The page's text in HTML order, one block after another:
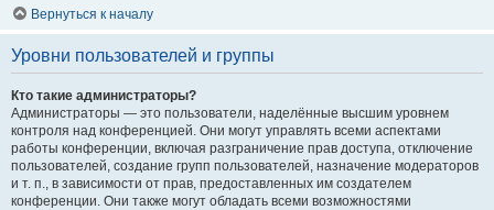
Вернуться к началу
Уровни пользователей и группы
Кто такие администраторы?
Администраторы — это пользователи, наделённые высшим уровнем
контроля над конференцией. Они могут управлять всеми аспектами
работы конференции, включая разграничение прав доступа, отключение
пользователей, создание групп пользователей, назначение модераторов
и т. п., в зависимости от прав, предоставленных им создателем
конференции. Они также могут обладать всеми возможностями